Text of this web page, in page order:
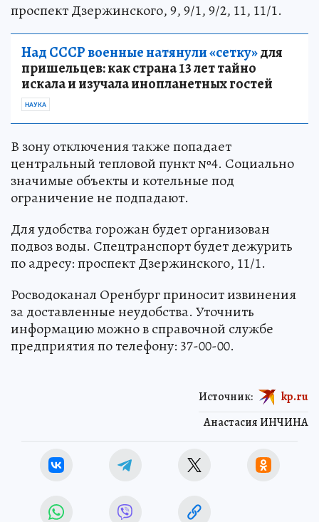
проспект Дзержинского, 9, 9/1, 9/2, 11, 11/1.
Над СССР военные натянули «сетку»для
пришельцев: как страна 13 лет тайно
искала и изучала инопланетных гостей
НАУКА
В зону отключения также попадает
центральный тепловой пункт №4. Социально
значимые объекты и котельные под
ограничение не подпадают.
Для удобства горожан будет организован
подвоз воды. Спецтранспорт будет дежурить
по адресу: проспект Дзержинского, 11/1.
Росводоканал Оренбург приносит извинения
за доставленные неудобства. Уточнить
информацию можно в справочной службе
предприятия по телефону: 37-00-00.
Анастасия ИНЧИНА
Источник: kp.ru